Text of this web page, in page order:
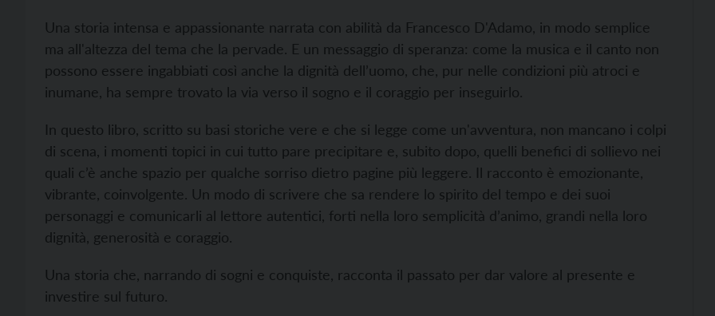
Una storia intensa e appassionante narrata con abilità da Francesco D'Adamo, in modo semplice
ma all'altezza del tema che la pervade. E un messaggio di speranza: come la musica e il canto non
possono essere ingabbiati così anche la dignità dell’uomo, che, pur nelle condizioni più atroci e
inumane, ha sempre trovato la via verso il sogno e il coraggio per inseguirlo.
In questo libro, scritto su basi storiche vere e che si legge come un'avventura, non mancano i colpi
di scena, i momenti topici in cui tutto pare precipitare e, subito dopo, quelli benefici di sollievo nei
quali c’è anche spazio per qualche sorriso dietro pagine più leggere. Il racconto è emozionante,
vibrante, coinvolgente. Un modo di scrivere che sa rendere lo spirito del tempo e dei suoi
personaggi e comunicarli al lettore autentici, forti nella loro semplicità d’animo, grandi nella loro
dignità, generosità e coraggio.
Una storia che, narrando di sogni e conquiste, racconta il passato per dar valore al presente e
investire sul futuro.